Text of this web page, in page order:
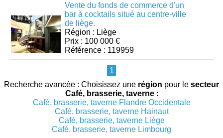
Vente du fonds de commerce d'un
bar à cocktails situé au centre-ville
de liège.
Région : Liège
Prix : 100 000 €
Référence : 119959
1
Recherche avancée : Choisissez une région pour le secteur
Café, brasserie, taverne:
Café, brasserie, taverne Flandre Occidentale
Café, brasserie, taverne Hainaut
Café, brasserie, taverne Liège
Café, brasserie, taverne Limbourg